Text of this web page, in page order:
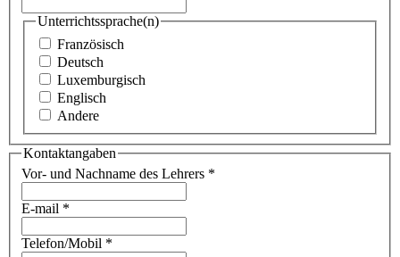
Unterrichtssprache(n)
Französisch
Deutsch
Luxemburgisch
Englisch
Andere
Kontaktangaben
Vor- und Nachname des Lehrers *
E-mail *
Telefon/Mobil *